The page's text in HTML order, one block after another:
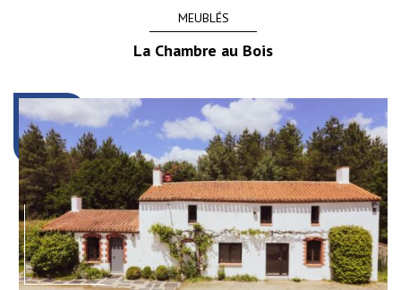
MEUBLÉS
La Chambre au Bois